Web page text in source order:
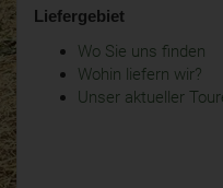
Liefergebiet
Wo Sie uns finden
Wohin liefern wir?
Unser aktueller